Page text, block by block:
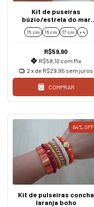
Kit de puseiras
búzio/estrela do mar
branco
15 cm 16 cm 17 cm + 4
R$59,90
R$58,10 com Pix
2 x de R$29,95 sem juros
COMPRAR
64% OFF
Kit de pulseiras concha
laranja boho